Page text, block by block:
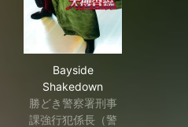
Bayside
Shakedown
勝どき警察署刑事
課強行犯係長（警